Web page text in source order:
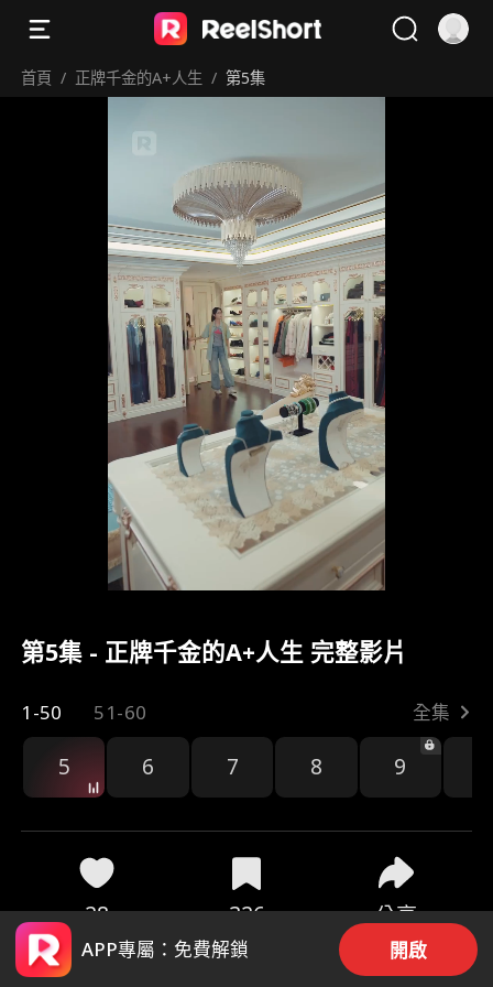
首頁 / 正牌千金的A+人生 / 第5集
第5集 - 正牌千金的A+人生 完整影片
1-50 51-60 全集
5 6 7 8 9
28 326 分享
APP專屬：免費解鎖 開啟